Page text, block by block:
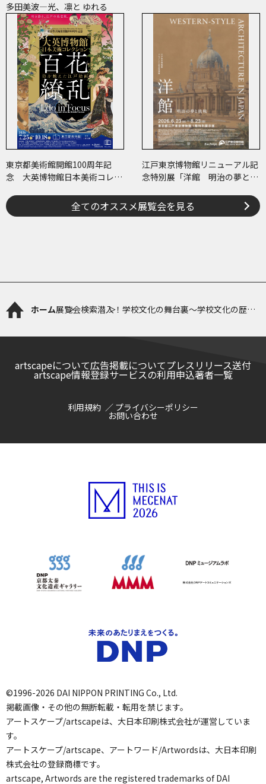
多田美波―光、凛と ゆれる
東京都美術館開館100周年記
念 大英博物館日本美術コレク
江戸絵画
江戸東京博物館リニューアル記
念特別展「洋館 明治の夢と挑
全てのオススメ展覧会を見る
ホーム展覧会検索潜入！学校文化の舞台裏～学校文化の歴史
artscapeについて広告掲載についてプレスリリース送付
artscape情報登録サービスの利用申込著者一覧
利用規約 プライバシーポリシー
お問い合わせ
©1996-2026 DAI NIPPON PRINTING Co., Ltd.
掲載画像・その他の無断転載・転用を禁じます。
アートスケープ/artscapeは、大日本印刷株式会社が運営していま
す。
アートスケープ/artscape、アートワード/Artwordsは、大日本印刷
株式会社の登録商標です。
artscape, Artwords are the registered trademarks of DAI